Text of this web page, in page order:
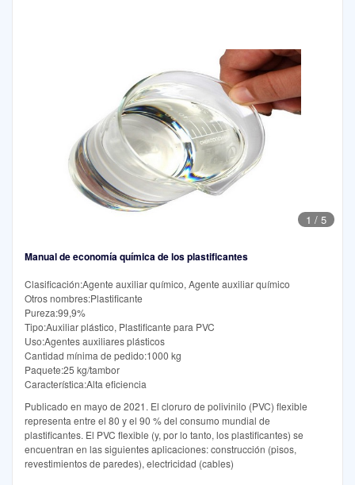
1 / 5
Manual de economía química de los plastificantes
Clasificación:Agente auxiliar químico, Agente auxiliar químico
Otros nombres:Plastificante
Pureza:99,9%
Tipo:Auxiliar plástico, Plastificante para PVC
Uso:Agentes auxiliares plásticos
Cantidad mínima de pedido:1000 kg
Paquete:25 kg/tambor
Característica:Alta eficiencia
Publicado en mayo de 2021. El cloruro de polivinilo (PVC) flexible
representa entre el 80 y el 90 % del consumo mundial de
plastificantes. El PVC flexible (y, por lo tanto, los plastificantes) se
encuentran en las siguientes aplicaciones: construcción (pisos,
revestimientos de paredes), electricidad (cables)